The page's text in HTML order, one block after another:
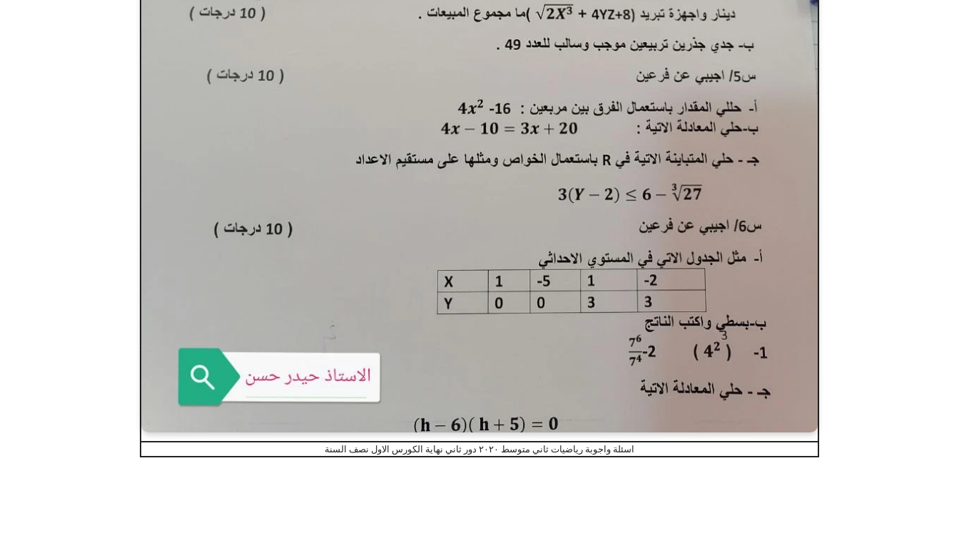
اسئلة واجوبة رياضيات ثاني متوسط ٢٠٢٠ دور ثاني نهاية الكورس الاول نصف السنة